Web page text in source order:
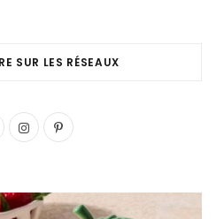
SUR LES RÉSEAUX
I
P